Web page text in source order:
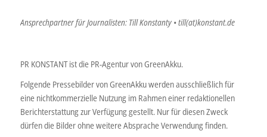
Ansprechpartner für Journalisten: Till Konstanty • till(at)konstant.de
PR KONSTANT ist die PR-Agentur von GreenAkku.
Folgende Pressebilder von GreenAkku werden ausschließlich für
eine nichtkommerzielle Nutzung im Rahmen einer redaktionellen
Berichterstattung zur Verfügung gestellt. Nur für diesen Zweck
dürfen die Bilder ohne weitere Absprache Verwendung finden.